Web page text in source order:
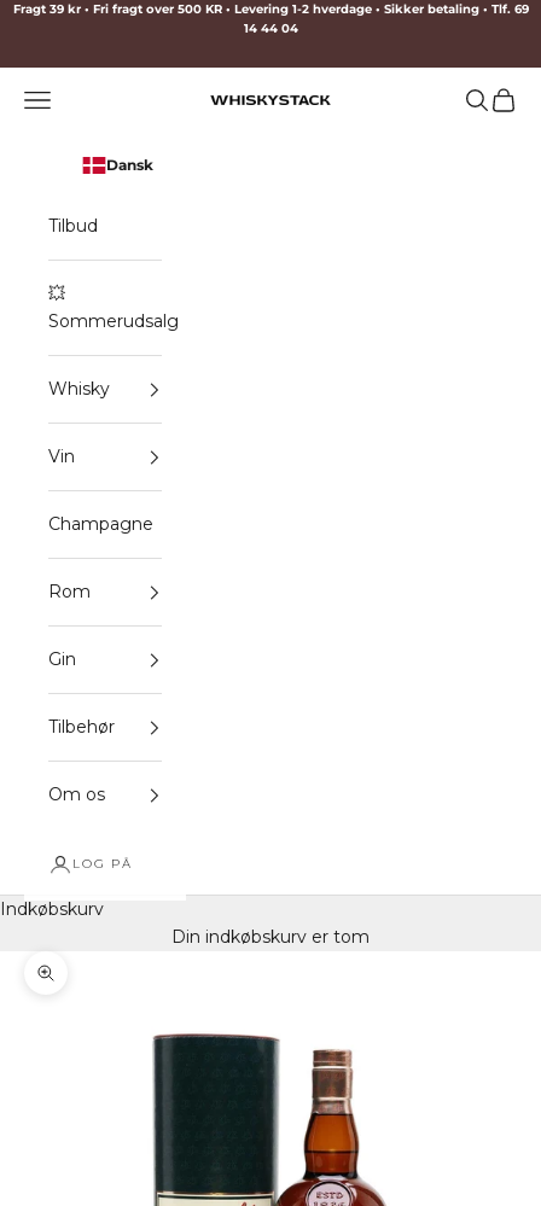
Spring til indhold
Fragt 39 kr • Fri fragt over 500 KR • Levering 1-2 hverdage • Sikker betaling • Tlf. 69
14 44 04
WHISKYSTACK
Menu Søg
Dansk
Tilbud
💥
Sommerudsalg
Whisky
Vin
Champagne
Rom
Gin
Tilbehør
Om os
LOG PÅ
Indkøbskurv
Din indkøbskurv er tom
Zoom